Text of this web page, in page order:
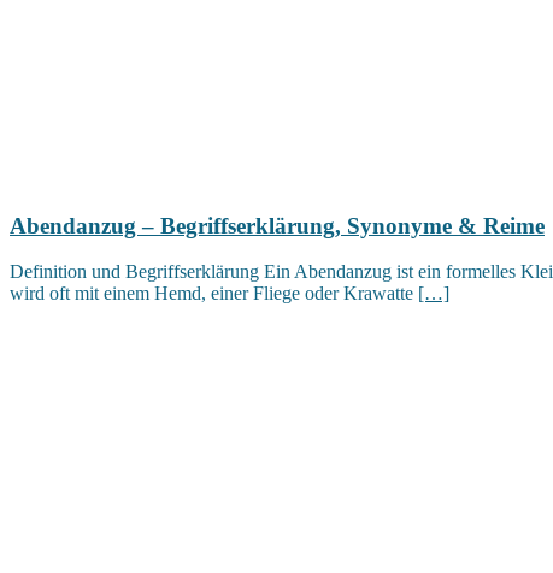
Abendanzug – Begriffserklärung, Synonyme & Reime
Definition und Begriffserklärung Ein Abendanzug ist ein formelles
wird oft mit einem Hemd, einer Fliege oder Krawatte […]